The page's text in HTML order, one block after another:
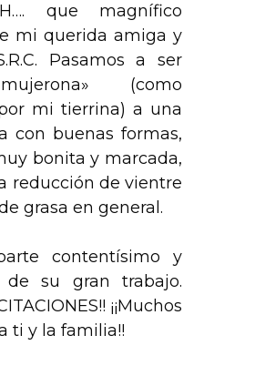
que magnífico
mi querida amiga y
Pasamos a ser
(como
mi tierrina) a una
con buenas formas,
bonita y marcada,
reducción de vientre
grasa en general.
contentísimo y
de su gran trabajo.
¡¡Muchos
ti y la familia!!